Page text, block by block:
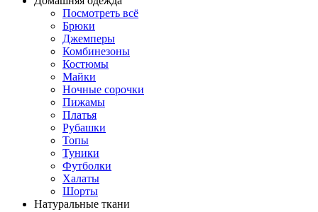
Посмотреть всё
Брюки
Джемперы
Комбинезоны
Костюмы
Майки
Ночные сорочки
Пижамы
Платья
Рубашки
Топы
Туники
Футболки
Халаты
Шорты
Натуральные ткани